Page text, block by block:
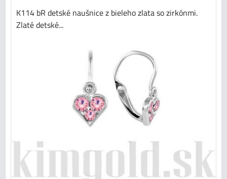
K114 bR detské naušnice z bieleho zlata so zirkónmi.
Zlaté detské...